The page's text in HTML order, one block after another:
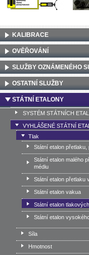
KALIBRACE
OVĚŘOVÁNÍ
SLUŽBY OZNÁMENÉHO
OSTATNÍ SLUŽBY
STÁTNÍ ETALONY
SYSTÉM STÁTNÍCH
VYHLÁŠENÉ STÁTNÍ
Tlak
Státní etalon
Státní etalon malého
médiu
Státní etalon přetlaku
Státní etalon vakua
Státní etalon
Státní etalon
Síla
Hmotnost